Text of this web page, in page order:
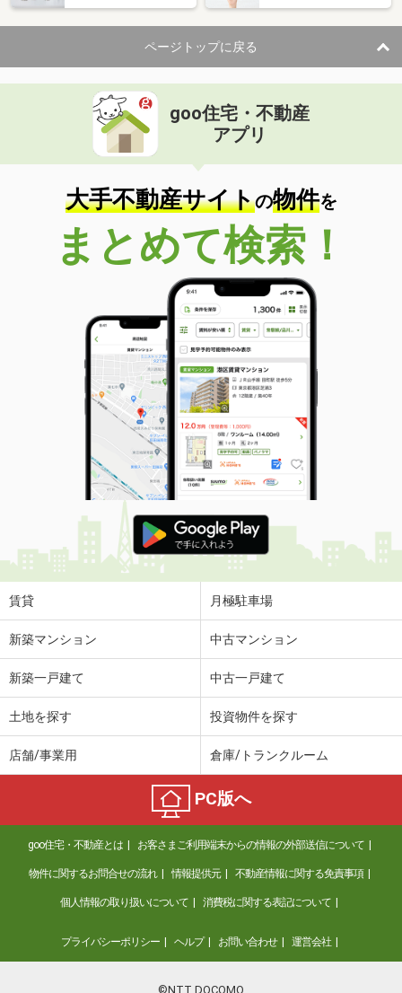
ページトップに戻る
goo住宅・不動産
アプリ
大手不動産サイトの物件を
まとめて検索！
賃貸 月極駐車場
新築マンション 中古マンション
新築一戸建て 中古一戸建て
土地を探す 投資物件を探す
店舗/事業用 倉庫/トランクルーム
PC版へ
goo住宅・不動産とは お客さまご利用端末からの情報の外部送信について
物件に関するお問合せの流れ 情報提供元 不動産情報に関する免責事項
個人情報の取り扱いについて 消費税に関する表記について
プライバシーポリシー ヘルプ お問い合わせ 運営会社
©NTT DOCOMO